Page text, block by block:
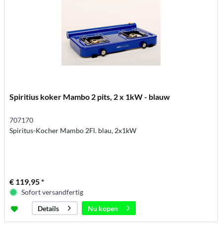
Spiritius koker Mambo 2 pits, 2 x 1kW - blauw
707170
Spiritus-Kocher Mambo 2Fl. blau, 2x1kW
€ 119,95 *
Sofort versandfertig
Details
Nu kopen